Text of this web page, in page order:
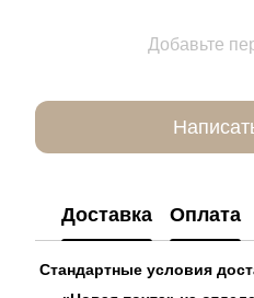
Добавьте
Доставка Оплата
Стандартные условия